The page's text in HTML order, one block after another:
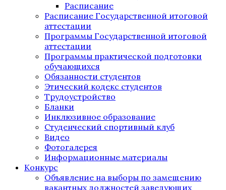
Расписание
Расписание Государственной итоговой
аттестации
Программы Государственной итоговой
аттестации
Программы практической подготовки
обучающихся
Обязанности студентов
Этический кодекс студентов
Трудоустройство
Бланки
Инклюзивное образование
Студенческий спортивный клуб
Видео
Фотогалерея
Информационные материалы
Конкурс
Объявление на выборы по замещению
вакантных должностей заведующих